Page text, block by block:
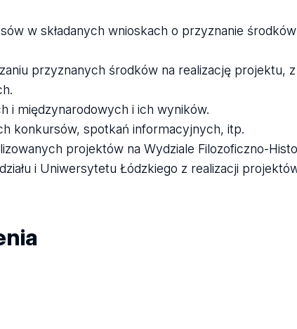
w składanych wnioskach o przyznanie
przyznanych środków na realizację projektu,
i międzynarodowych i ich wyników.
konkursów, spotkań informacyjnych, itp.
projektów na Wydziale Filozoficzno-
i Uniwersytetu Łódzkiego z realizacji